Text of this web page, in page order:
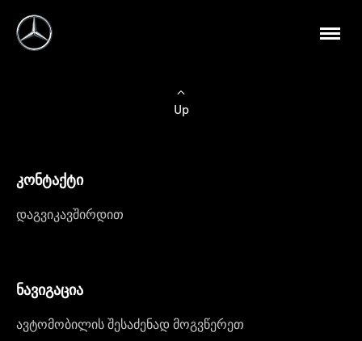
Up
კონტაქტი
დაგვიკავშირდით
ნავიგაცია
ავტომობილის შესაძენად მოგვწერეთ